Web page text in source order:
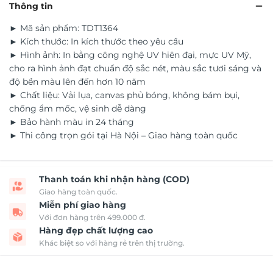
Thông tin
► Mã sản phẩm: TDT1364
► Kích thước: In kích thước theo yêu cầu
► Hình ảnh: In bằng công nghệ UV hiên đại, mực UV Mỹ,
cho ra hình ảnh đạt chuẩn độ sắc nét, màu sắc tươi sáng và
độ bền màu lên đến hơn 10 năm
► Chất liệu: Vải lụa, canvas phủ bóng, không bám bụi,
chống ẩm mốc, vệ sinh dễ dàng
► Bảo hành màu in 24 tháng
► Thi công trọn gói tại Hà Nội – Giao hàng toàn quốc
Thanh toán khi nhận hàng (COD)
Giao hàng toàn quốc.
Miễn phí giao hàng
Với đơn hàng trên 499.000 đ.
Hàng đẹp chất lượng cao
Khác biệt so với hàng rẻ trên thị trường.